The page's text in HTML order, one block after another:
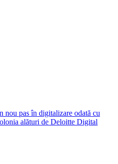
nou pas în digitalizare odată cu
alături de Deloitte Digital